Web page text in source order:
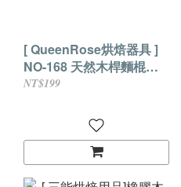
[ QueenRose烘焙器具 ]
NO-168 天然木桿麵棍
45cm
NT$199